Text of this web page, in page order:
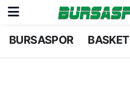
BURSASPOR
Bursaspor
Bursa Nöbetçi